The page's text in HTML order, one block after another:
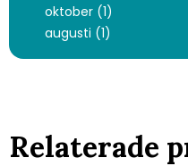
oktober (1)
augusti (1)
Relaterade